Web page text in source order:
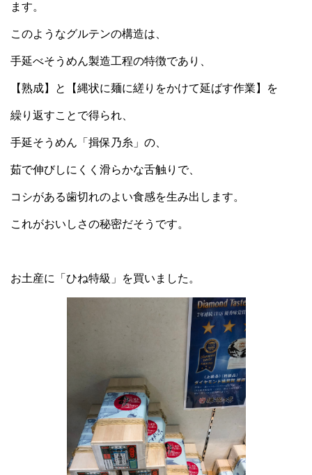
ます。
このようなグルテンの構造は、
手延べそうめん製造工程の特徴であり、
【熟成】と【縄状に麺に縒りをかけて延ばす作業】を
繰り返すことで得られ、
手延そうめん「揖保乃糸」の、
茹で伸びしにくく滑らかな舌触りで、
コシがある歯切れのよい食感を生み出します。
これがおいしさの秘密だそうです。
お土産に「ひね特級」を買いました。